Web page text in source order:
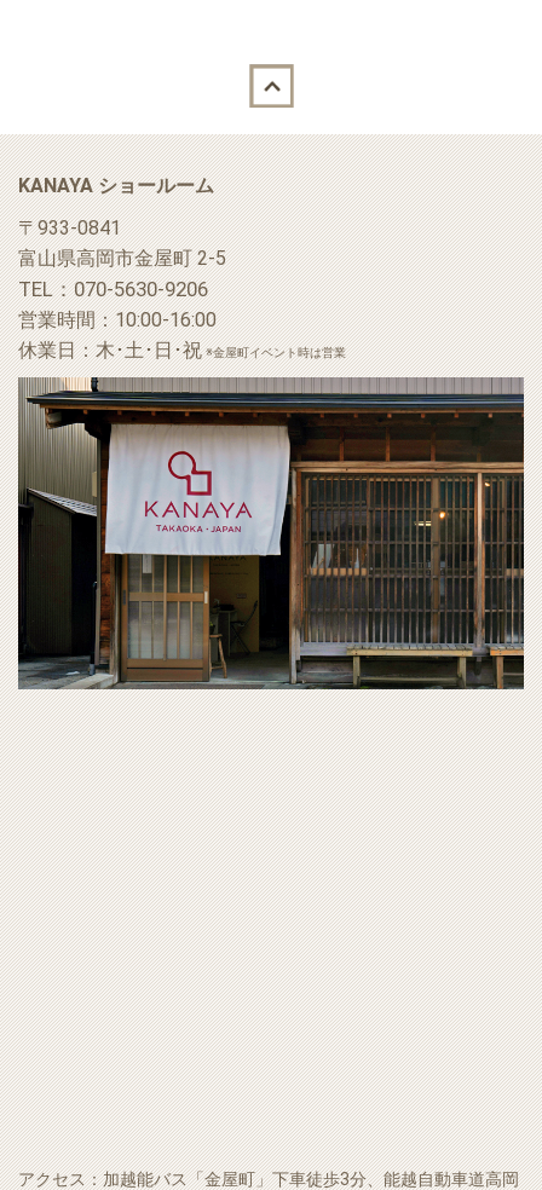
KANAYA ショールーム
〒933-0841
富山県高岡市金屋町 2-5
TEL：070-5630-9206
営業時間：10:00-16:00
休業日：木･土･日･祝 ※金屋町イベント時は営業
アクセス：加越能バス「金屋町」下車徒歩3分、能越自動車道高岡
Back to top